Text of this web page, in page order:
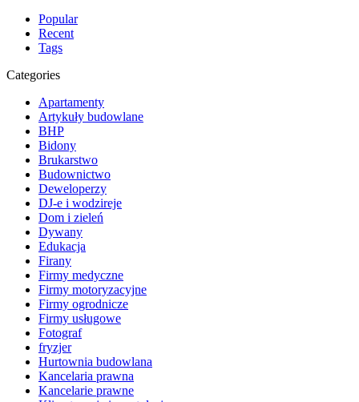
Popular
Recent
Tags
Categories
Apartamenty
Artykuły budowlane
BHP
Bidony
Brukarstwo
Budownictwo
Deweloperzy
DJ-e i wodzireje
Dom i zieleń
Dywany
Edukacja
Firany
Firmy medyczne
Firmy motoryzacyjne
Firmy ogrodnicze
Firmy usługowe
Fotograf
fryzjer
Hurtownia budowlana
Kancelaria prawna
Kancelarie prawne